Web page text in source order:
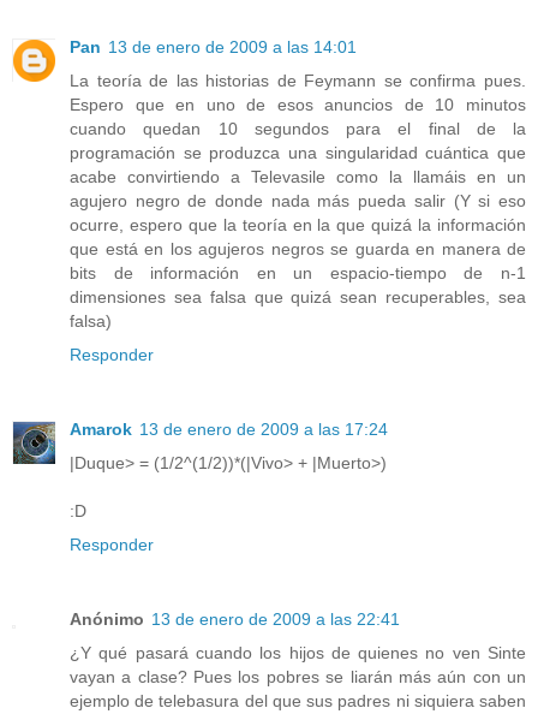
Pan 13 de enero de 2009 a las 14:01
La teoría de las historias de Feymann se confirma pues.
Espero que en uno de esos anuncios de 10 minutos
cuando quedan 10 segundos para el final de la
programación se produzca una singularidad cuántica que
acabe convirtiendo a Televasile como la llamáis en un
agujero negro de donde nada más pueda salir (Y si eso
ocurre, espero que la teoría en la que quizá la información
que está en los agujeros negros se guarda en manera de
bits de información en un espacio-tiempo de n-1
dimensiones sea falsa que quizá sean recuperables, sea
falsa)
Responder
Amarok 13 de enero de 2009 a las 17:24
|Duque> = (1/2^(1/2))*(|Vivo> + |Muerto>)
:D
Responder
Anónimo 13 de enero de 2009 a las 22:41
¿Y qué pasará cuando los hijos de quienes no ven Sinte
vayan a clase? Pues los pobres se liarán más aún con un
ejemplo de telebasura del que sus padres ni siquiera saben